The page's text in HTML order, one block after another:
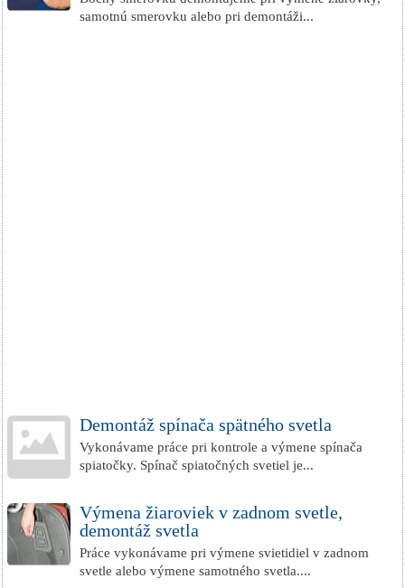
samotnú smerovku alebo pri demontáži...
Demontáž spínača spätného svetla
Vykonávame práce pri kontrole a výmene spínača
spiatočky. Spínač spiatočných svetiel je...
Výmena žiaroviek v zadnom svetle,
demontáž svetla
Práce vykonávame pri výmene svietidiel v zadnom
svetle alebo výmene samotného svetla....